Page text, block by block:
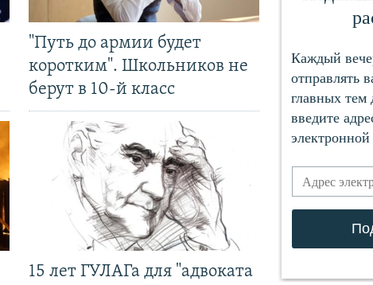
"Путь до армии будет
коротким". Школьников не
берут в 10-й класс
15 лет ГУЛАГа для "адвоката